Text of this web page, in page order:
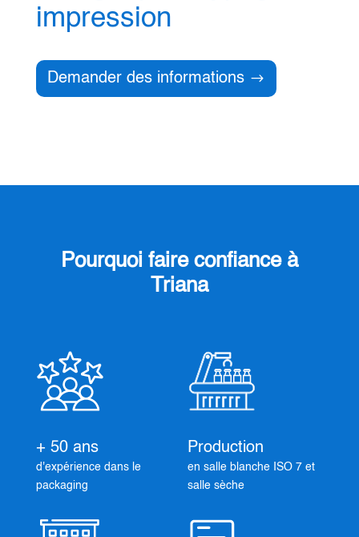
impression
Demander des informations
Pourquoi faire confiance à
Triana
+ 50 ans
d'expérience dans le
packaging
Production
en salle blanche ISO 7 et
salle sèche